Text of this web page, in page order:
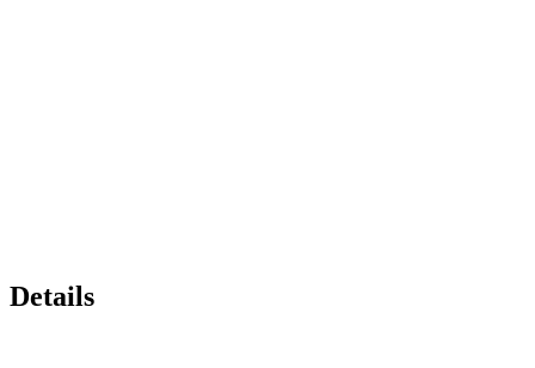
Details